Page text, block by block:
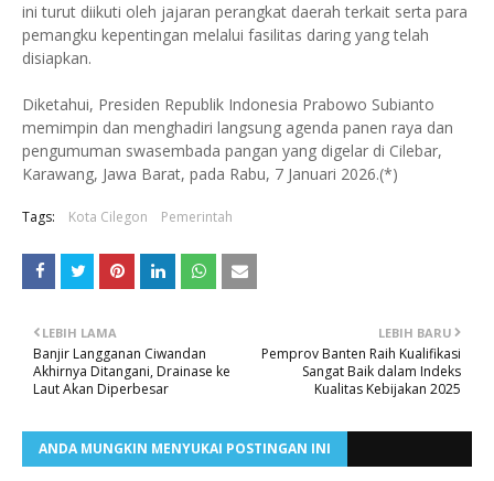
ini turut diikuti oleh jajaran perangkat daerah terkait serta para
pemangku kepentingan melalui fasilitas daring yang telah
disiapkan.
Diketahui, Presiden Republik Indonesia Prabowo Subianto
memimpin dan menghadiri langsung agenda panen raya dan
pengumuman swasembada pangan yang digelar di Cilebar,
Karawang, Jawa Barat, pada Rabu, 7 Januari 2026.(*)
Tags: Kota Cilegon Pemerintah
LEBIH BARU
Pemprov Banten Raih Kualifikasi
Sangat Baik dalam Indeks
Kualitas Kebijakan 2025
LEBIH LAMA
Banjir Langganan Ciwandan
Akhirnya Ditangani, Drainase ke
Laut Akan Diperbesar
ANDA MUNGKIN MENYUKAI POSTINGAN INI